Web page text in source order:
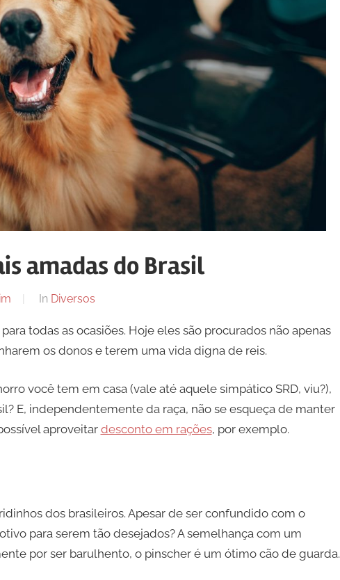
amadas do Brasil
In Diversos
todas as ocasiões. Hoje eles são procurados não apenas
os donos e terem uma vida digna de reis.
você tem em casa (vale até aquele simpático SRD, viu?),
E, independentemente da raça, não se esqueça de manter
aproveitar desconto em rações, por exemplo.
dos brasileiros. Apesar de ser confundido com o
para serem tão desejados? A semelhança com um
por ser barulhento, o pinscher é um ótimo cão de guarda.